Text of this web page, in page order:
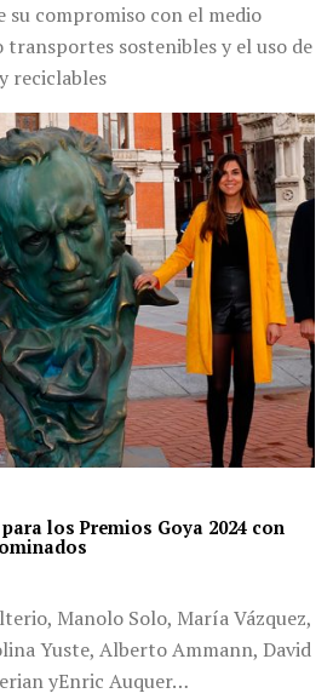
su compromiso con el medio
sostenibles y el uso de
reciclables
los Premios Goya 2024 con
Manolo Solo, María Vázquez,
Yuste, Alberto Ammann, David
yEnric Auquer…